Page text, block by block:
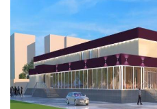
Смотреть